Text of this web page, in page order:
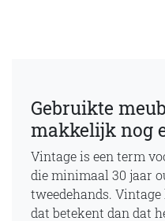
Gebruikte
makkelijk nog
Vintage is een term
die minimaal 30 jaar
tweedehands.
dat betekent dan dat